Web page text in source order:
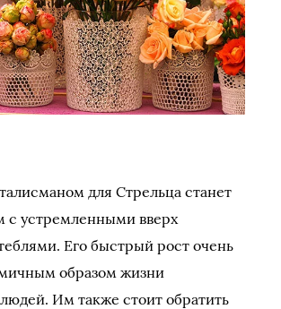
для Стрельца станет
с устремленными вверх
Его быстрый рост очень
образом жизни
Им также стоит обратить